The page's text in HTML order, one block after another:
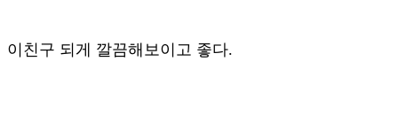
이친구 되게 깔끔해보이고 좋다.